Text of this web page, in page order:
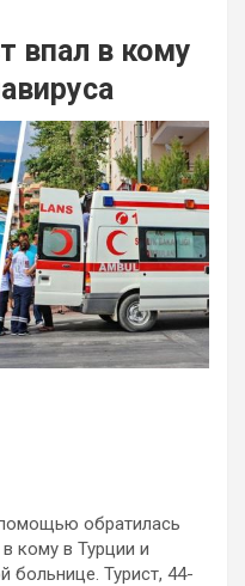
впал в кому
обратилась
кому в Турции и
больнице. Турист, 44-